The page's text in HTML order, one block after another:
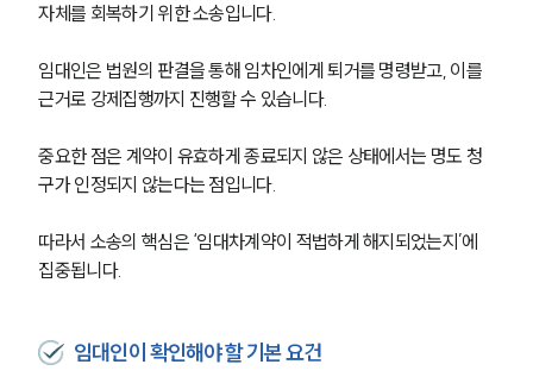
자체를 회복하기 위한 소송입니다.
임대인은 법원의 판결을 통해 임차인에게 퇴거를 명령받고, 이를
근거로 강제집행까지 진행할 수 있습니다.
중요한 점은 계약이 유효하게 종료되지 않은 상태에서는 명도 청
구가 인정되지 않는다는 점입니다.
따라서 소송의 핵심은 ‘임대차계약이 적법하게 해지되었는지’에
집중됩니다.
임대인이 확인해야 할 기본 요건